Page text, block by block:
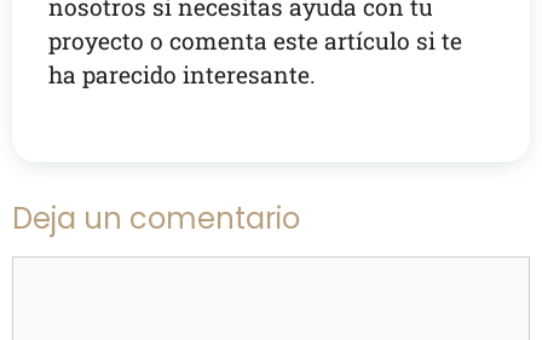
nosotros si necesitas ayuda con tu
proyecto o comenta este artículo si te
ha parecido interesante.
Deja un comentario